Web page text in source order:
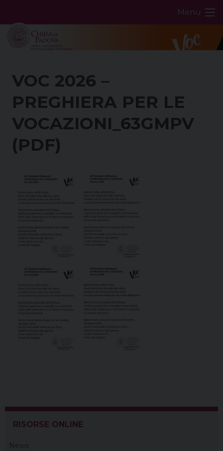
content
Menu
VOC 2026 –
PREGHIERA PER LE
VOCAZIONI_63GMPV
(PDF)
RISORSE ONLINE
News